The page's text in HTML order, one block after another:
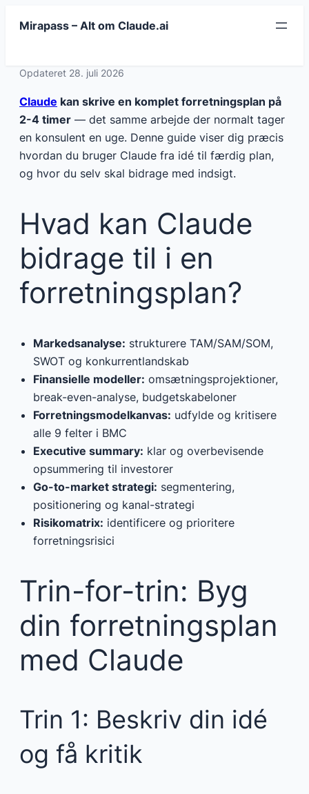
Mirapass – Alt om Claude.ai
Opdateret 28. juli 2026
Claude kan skrive en komplet forretningsplan på
2-4 timer — det samme arbejde der normalt tager
en konsulent en uge. Denne guide viser dig præcis
hvordan du bruger Claude fra idé til færdig plan,
og hvor du selv skal bidrage med indsigt.
Hvad kan Claude
bidrage til i en
forretningsplan?
Markedsanalyse: strukturere TAM/SAM/SOM,
SWOT og konkurrentlandskab
Finansielle modeller: omsætningsprojektioner,
break-even-analyse, budgetskabeloner
Forretningsmodelkanvas: udfylde og kritisere
alle 9 felter i BMC
Executive summary: klar og overbevisende
opsummering til investorer
Go-to-market strategi: segmentering,
positionering og kanal-strategi
Risikomatrix: identificere og prioritere
forretningsrisici
Trin-for-trin: Byg
din forretningsplan
med Claude
Trin 1: Beskriv din idé
og få kritik